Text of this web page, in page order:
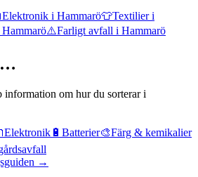
Elektronik i Hammarö👕Textilieri
Hammarö⚠️Farligt avfall i Hammarö
om hur du sorterar i
Elektronik 🔋 Batterier🎨Färg & kemikalier
→